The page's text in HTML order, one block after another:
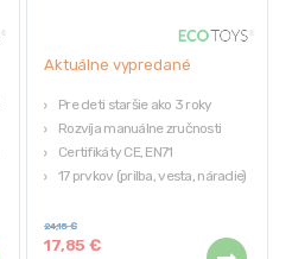
Aktuálne vypredané
Pre deti staršie ako 3 roky
Rozvíja manuálne zručnosti
Certifikáty CE, EN71
17 prvkov (prilba, vesta, náradie)
17,85€
24,15€